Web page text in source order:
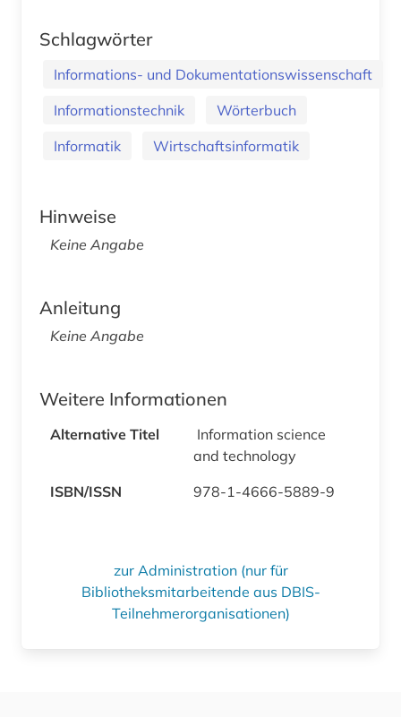
Schlagwörter
Informations- und Dokumentationswissenschaft
Informationstechnik
Wörterbuch
Informatik
Wirtschaftsinformatik
Hinweise
Keine Angabe
Anleitung
Keine Angabe
Weitere Informationen
Alternative Titel
Information science
and technology
ISBN/ISSN
978-1-4666-5889-9
zur Administration (nur für
Bibliotheksmitarbeitende aus DBIS-
Teilnehmerorganisationen)